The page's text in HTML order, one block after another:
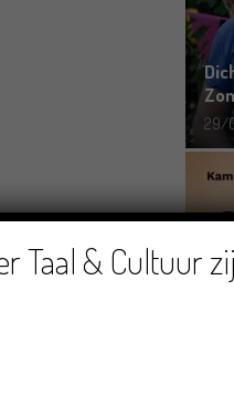
29/
Taal & Cultuur